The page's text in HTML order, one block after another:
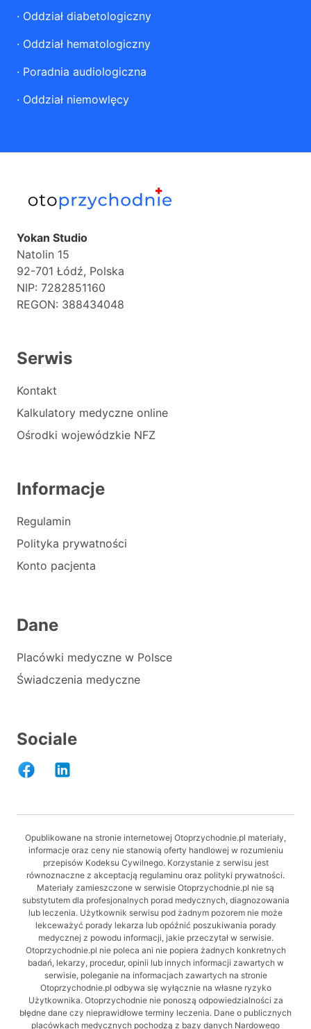
· Oddział diabetologiczny
· Oddział hematologiczny
· Poradnia audiologiczna
· Oddział niemowlęcy
Yokan Studio
Natolin 15
92-701 Łódź, Polska
NIP: 7282851160
REGON: 388434048
Serwis
Kontakt
Kalkulatory medyczne online
Ośrodki wojewódzkie NFZ
Informacje
Regulamin
Polityka prywatności
Konto pacjenta
Dane
Placówki medyczne w Polsce
Świadczenia medyczne
Sociale
Opublikowane na stronie internetowej Otoprzychodnie.pl materiały,
informacje oraz ceny nie stanowią oferty handlowej w rozumieniu
przepisów Kodeksu Cywilnego. Korzystanie z serwisu jest
równoznaczne z akceptacją regulaminu oraz polityki prywatności.
Materiały zamieszczone w serwisie Otoprzychodnie.pl nie są
substytutem dla profesjonalnych porad medycznych, diagnozowania
lub leczenia. Użytkownik serwisu pod żadnym pozorem nie może
lekceważyć porady lekarza lub opóźnić poszukiwania porady
medycznej z powodu informacji, jakie przeczytał w serwisie.
Otoprzychodnie.pl nie poleca ani nie popiera żadnych konkretnych
badań, lekarzy, procedur, opinii lub innych informacji zawartych w
serwisie, poleganie na informacjach zawartych na stronie
Otoprzychodnie.pl odbywa się wyłącznie na własne ryzyko
Użytkownika. Otoprzychodnie nie ponoszą odpowiedzialności za
błędne dane czy nieprawidłowe terminy leczenia. Dane o publicznych
placówkach medycznych pochodzą z bazy danych Nardowego